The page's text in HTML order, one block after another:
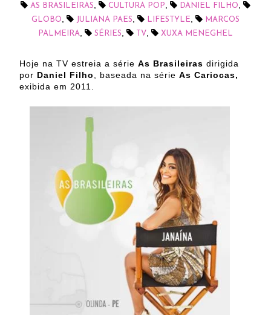
AS BRASILEIRAS, CULTURA POP, DANIEL FILHO,
GLOBO, JULIANA PAES, LIFESTYLE,
MARCOS
PALMEIRA, SÉRIES, TV, XUXA MENEGHEL
Hoje na TV estreia a série As Brasileiras dirigida
por Daniel Filho, baseada na série As Cariocas,
exibida em 2011.